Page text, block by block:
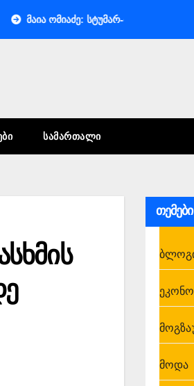
ომიაძე: სტუმარ-მასპინძლობა არის
ᲡᲐᲛᲐᲠᲗᲐᲚᲘ
თემები
მოდა